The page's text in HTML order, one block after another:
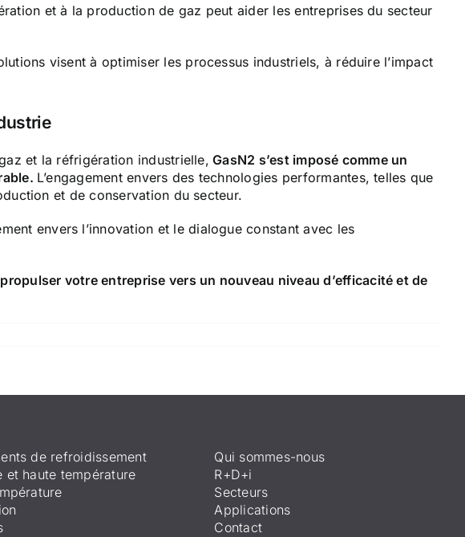
et à la production de gaz peut aider les entreprises du secteur
visent à optimiser les processus industriels, à réduire l’impact
et la réfrigération industrielle, GasN2 s’est imposé comme un
L’engagement envers des technologies performantes, telles que
et de conservation du secteur.
envers l’innovation et le dialogue constant avec les
votre entreprise vers un nouveau niveau d’efficacité et de
de refroidissement
et haute température
Qui sommes-nous
R+D+i
Secteurs
Applications
Contact